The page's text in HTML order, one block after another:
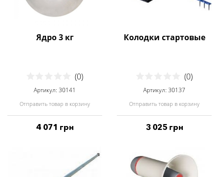
Ядро 3 кг
(0)
Артикул: 30141
Отправить товар в корзину
4 071 грн
Колодки стартовые
(0)
Артикул: 30137
Отправить товар в корзину
3 025 грн